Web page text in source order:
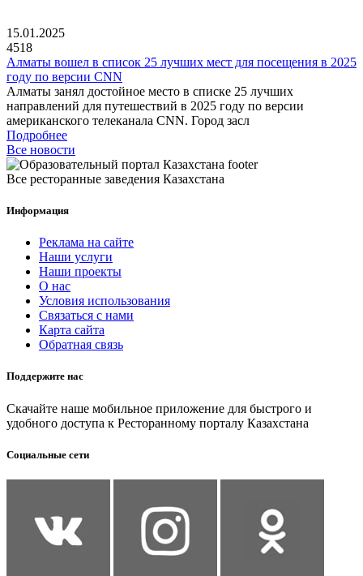
15.01.2025
4518
Алматы вошел в список 25 лучших мест для посещения в 2025
году по версии CNN
Алматы занял достойное место в списке 25 лучших
направлений для путешествий в 2025 году по версии
американского телеканала CNN. Город засл
Подробнее
Все новости
Все ресторанные заведения Казахстана
Информация
Реклама на сайте
Наши услуги
Наши проекты
О нас
Условия использования
Связаться с нами
Карта сайта
Обратная связь
Поддержите нас
Скачайте наше мобильное приложение для быстрого и
удобного доступа к Ресторанному порталу Казахстана
Социальные сети